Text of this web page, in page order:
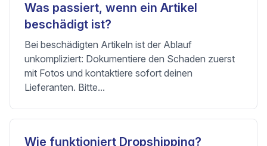
Was passiert, wenn ein Artikel
beschädigt ist?
Bei beschädigten Artikeln ist der Ablauf
unkompliziert: Dokumentiere den Schaden zuerst
mit Fotos und kontaktiere sofort deinen
Lieferanten. Bitte...
Wie funktioniert Dropshipping?